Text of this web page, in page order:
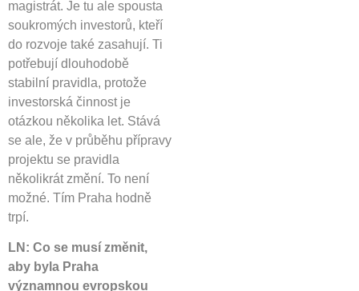
magistrát. Je tu ale spousta
soukromých investorů, kteří
do rozvoje také zasahují. Ti
potřebují dlouhodobě
stabilní pravidla, protože
investorská činnost je
otázkou několika let. Stává
se ale, že v průběhu přípravy
projektu se pravidla
několikrát změní. To není
možné. Tím Praha hodně
trpí.
LN: Co se musí změnit,
aby byla Praha
významnou evropskou